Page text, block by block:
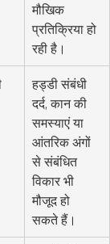
मौखिक
प्रतिक्रिया हो
रही है।
हड्डी संबंधी
दर्द, कान की
समस्याएं या
आंतरिक अंगों
से संबंधित
विकार भी
मौजूद हो
सकते हैं।